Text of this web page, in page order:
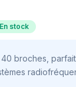
En stock
broches,